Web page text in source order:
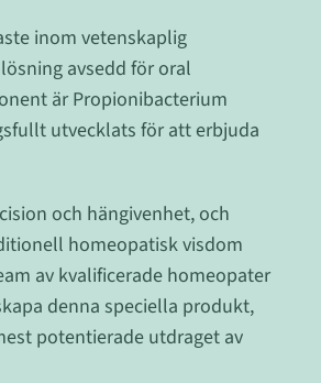
inom vetenskaplig
avsedd för oral
är Propionibacterium
utvecklats för att erbjuda
och hängivenhet, och
homeopatisk visdom
av kvalificerade homeopater
denna speciella produkt,
potentierade utdraget av